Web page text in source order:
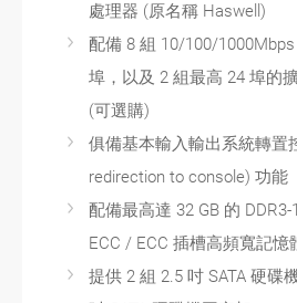
處理器 (原名稱 Haswell)
配備 8 組 10/100/
埠，以及 2 組最高 24 埠的
(可選購)
俱備基本輸入輸出系統轉置
redirection to console) 功能
配備最高達 32 GB 的
ECC / ECC 插槽高頻寬記憶
提供 2 組 2.5 吋 SATA 硬碟